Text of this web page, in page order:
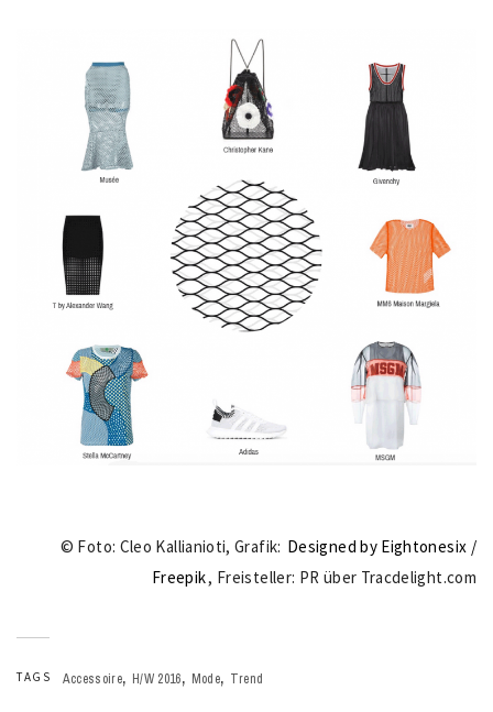
© Foto: Cleo Kallianioti, Grafik: Designed by Eightonesix /
Freepik, Freisteller: PR über Tracdelight.com
TAGS Accessoire, H/W 2016, Mode, Trend